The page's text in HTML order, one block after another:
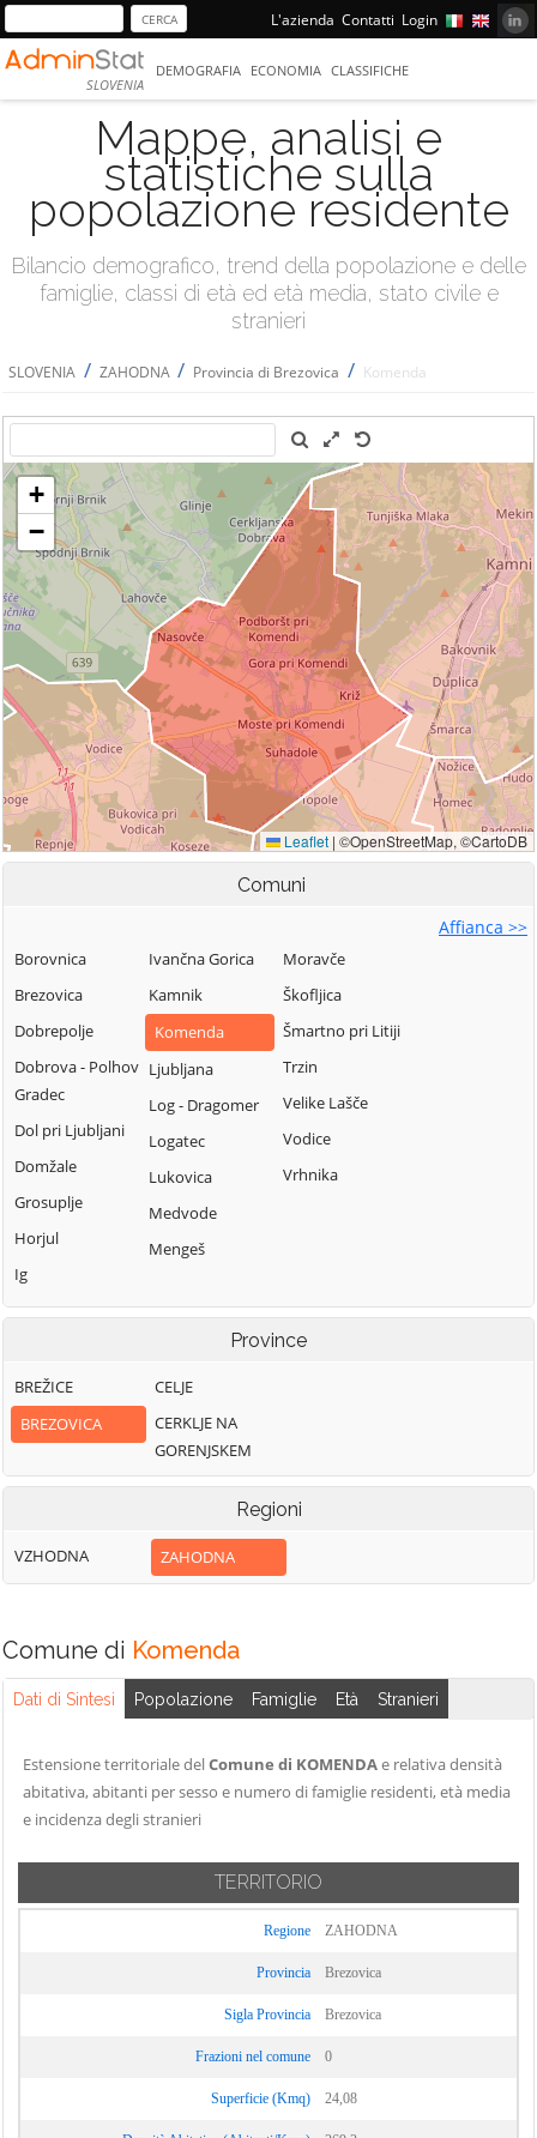
L'azienda Contatti Login
SLOVENIA
DEMOGRAFIA ECONOMIA CLASSIFICHE
Mappe, analisi e
statistiche sulla
popolazione residente
Bilancio demografico, trend della popolazione e delle
famiglie, classi di età ed età media, stato civile e
stranieri
SLOVENIA / ZAHODNA / Provincia di Brezovica / Komenda
Comuni
Affianca >>
Borovnica
Brezovica
Dobrepolje
Dobrova - Polhov
Gradec
Dol pri Ljubljani
Domžale
Grosuplje
Horjul
Ig
Ivančna Gorica
Kamnik
Komenda
Ljubljana
Log - Dragomer
Logatec
Lukovica
Medvode
Mengeš
Moravče
Škofljica
Šmartno pri Litiji
Trzin
Velike Lašče
Vodice
Vrhnika
Province
BREŽICE
BREZOVICA
CELJE
CERKLJE NA
GORENJSKEM
Regioni
VZHODNA ZAHODNA
Comune di Komenda
Dati di Sintesi Popolazione Famiglie Età Stranieri
Estensione territoriale delComune di KOMENDAe relativa densità
abitativa, abitanti per sesso e numero di famiglie residenti, età media
e incidenza degli stranieri
TERRITORIO
Regione ZAHODNA
Provincia Brezovica
Sigla Provincia Brezovica
Frazioni nel comune 0
Superficie (Kmq) 24,08